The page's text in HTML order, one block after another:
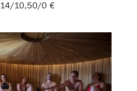
14/10,50/0 €